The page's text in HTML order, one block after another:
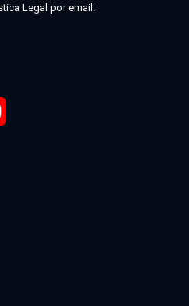
Legal por email: